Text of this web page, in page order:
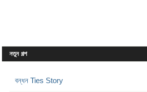
নতুন গল্প
বন্ধন Ties Story